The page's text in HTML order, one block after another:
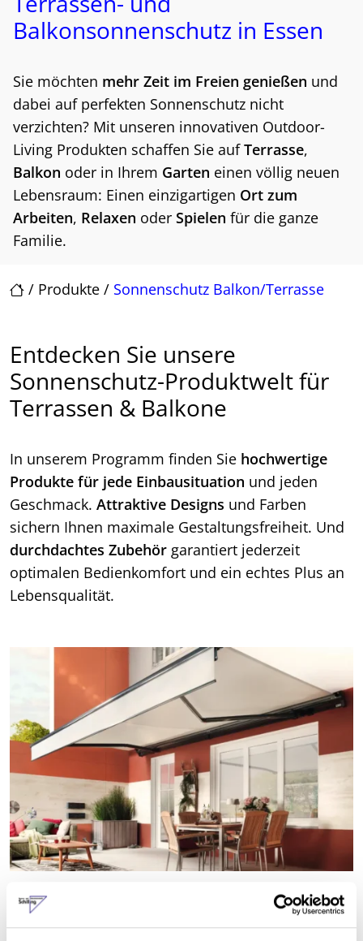
/ Produkte / Sonnenschutz Balkon/Terrasse
Balkonsonnenschutz in Essen
Sie möchten mehr Zeit im Freien genießen und
dabei auf perfekten Sonnenschutz nicht
verzichten? Mit unseren innovativen Outdoor-
Living Produkten schaffen Sie aufTerrasse,
Balkon oder in Ihrem Garten einen völlig neuen
Lebensraum: Einen einzigartigen Ort zum
Arbeiten, Relaxen oder Spielen für die ganze
Familie.
Entdecken Sie unsere
Sonnenschutz-Produktwelt für
Terrassen & Balkone
In unserem Programm finden Sie hochwertige
Produkte für jede Einbausituation und jeden
Geschmack. Attraktive Designs und Farben
sichern Ihnen maximale Gestaltungsfreiheit. Und
durchdachtes Zubehör garantiert jederzeit
optimalen Bedienkomfort und ein echtes Plus an
Lebensqualität.
Markisen